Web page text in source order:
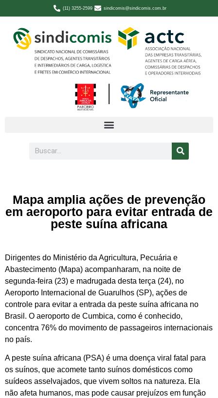
(11) 3255-2599 sindicomis@sindicomis.com.br
Mapa amplia ações de prevenção
em aeroporto para evitar entrada de
peste suína africana
Dirigentes do Ministério da Agricultura, Pecuária e
Abastecimento (Mapa) acompanharam, na noite de
segunda-feira (23) e madrugada desta terça (24), no
Aeroporto Internacional de Guarulhos (SP), ações de
controle para evitar a entrada da peste suína africana no
Brasil. O aeroporto de Cumbica, como é conhecido,
concentra 76% do movimento de passageiros internacionais
no país.
A peste suína africana (PSA) é uma doença viral fatal para
os suínos, que acomete tanto suínos domésticos como
suídeos asselvajados, que vivem soltos na natureza. Ela
não afeta humanos, mas pode causar prejuízos em função